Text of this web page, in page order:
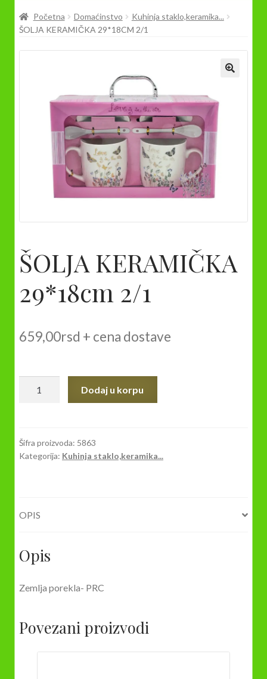
Prodavnica
Početna Domaćinstvo
Kuhinja staklo,keramika...
ŠOLJA KERAMIČKA 29*18CM 2/1
ŠOLJA KERAMIČKA
29*18cm 2/1
659,00rsd + cena dostave
količina
Dodaj u korpu
Šifra proizvoda: 5863
Kategorija: Kuhinja staklo,keramika...
OPIS
Opis
Zemlja porekla- PRC
Povezani proizvodi